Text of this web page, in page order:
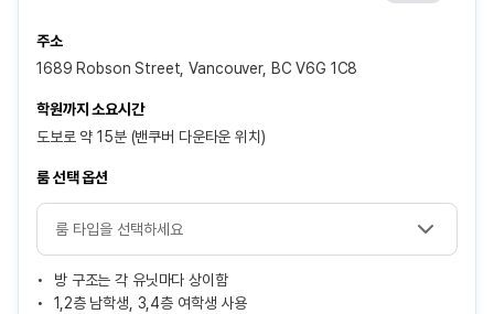
주소
1689 Robson Street, Vancouver, BC V6G 1C8
학원까지 소요시간
도보로 약 15분 (밴쿠버 다운타운 위치)
룸 선택 옵션
방 구조는 각 유닛마다 상이함
1,2층 남학생, 3,4층 여학생 사용